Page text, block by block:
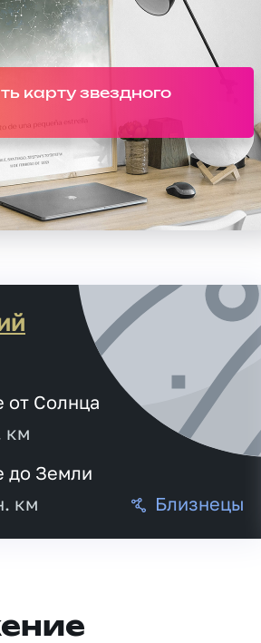
карту звездного
от Солнца
км
до Земли
км Близнецы